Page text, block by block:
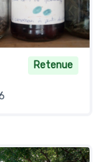
Retenue